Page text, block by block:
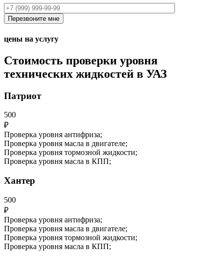
цены на услугу
Стоимость проверки уровня
технических жидкостей в УАЗ
Патриот
500
₽
Проверка уровня антифриза;
Проверка уровня масла в двигателе;
Проверка уровня тормозной жидкости;
Проверка уровня масла в КПП;
Хантер
500
₽
Проверка уровня антифриза;
Проверка уровня масла в двигателе;
Проверка уровня тормозной жидкости;
Проверка уровня масла в КПП;